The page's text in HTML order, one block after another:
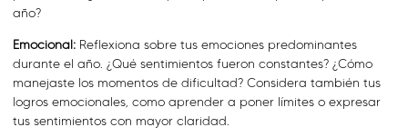
año?
Emocional: Reflexiona sobre tus emociones predominantes
durante el año. ¿Qué sentimientos fueron constantes? ¿Cómo
manejaste los momentos de dificultad? Considera también tus
logros emocionales, como aprender a poner límites o expresar
tus sentimientos con mayor claridad.